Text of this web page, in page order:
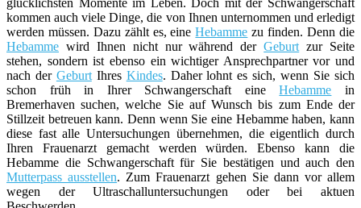
kommen auch viele Dinge, die von Ihnen unternommen und erledigt
werden müssen. Dazu zählt es, eineHebamme zu finden. Denn die
Hebamme wird Ihnen nicht nur während derGeburt zur Seite
stehen, sondern ist ebenso ein wichtiger Ansprechpartner vor und
nach der GeburtIhres Kindes. Daher lohnt es sich, wenn Sie sich
schon früh in Ihrer Schwangerschaft eineHebamme in
Bremerhaven suchen, welche Sie auf Wunsch bis zum Ende der
Stillzeit betreuen kann. Denn wenn Sie eine Hebamme haben, kann
diese fast alle Untersuchungen übernehmen, die eigentlich durch
Ihren Frauenarzt gemacht werden würden. Ebenso kann die
Hebamme die Schwangerschaft für Sie bestätigen und auch den
Mutterpass ausstellen. Zum Frauenarzt gehen Sie dann vor allem
wegen der Ultraschalluntersuchungen oder bei aktuen